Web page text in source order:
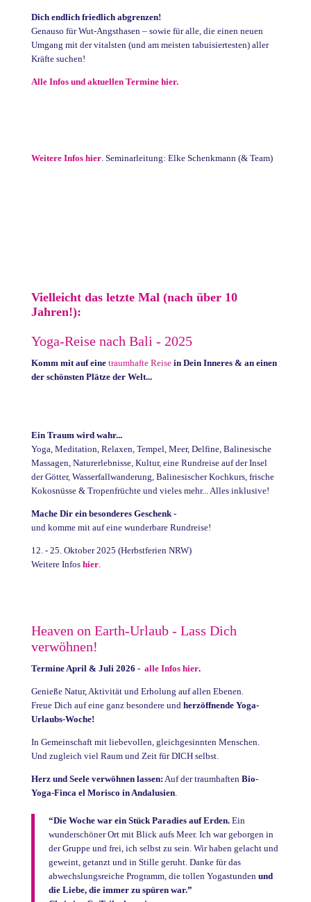
Dich endlich friedlich abgrenzen!
Genauso für Wut-Angsthasen – sowie für alle, die einen neuen
Umgang mit der vitalsten (und am meisten tabuisiertesten) aller
Kräfte suchen!
Alle Infos und aktuellen Termine hier.
Weitere Infos hier. Seminarleitung: Elke Schenkmann (& Team)
Vielleicht das letzte Mal (nach über 10
Jahren!):
Yoga-Reise nach Bali - 2025
Komm mit auf eine traumhafte Reisein Dein Inneres & an einen
der schönsten Plätze der Welt...
Ein Traum wird wahr...
Yoga, Meditation, Relaxen, Tempel, Meer, Delfine, Balinesische
Massagen, Naturerlebnisse, Kultur, eine Rundreise auf der Insel
der Götter, Wasserfallwanderung, Balinesischer Kochkurs, frische
Kokosnüsse & Tropenfrüchte und vieles mehr... Alles inklusive!
Mache Dir ein besonderes Geschenk -
und komme mit auf eine wunderbare Rundreise!
12. - 25. Oktober 2025 (Herbstferien NRW)
Weitere Infos hier.
Heaven on Earth-Urlaub - Lass Dich
verwöhnen!
Termine April & Juli 2026 - alle Infos hier.
Genieße Natur, Aktivität und Erholung auf allen Ebenen.
Freue Dich auf eine ganz besondere und herzöffnende Yoga-
Urlaubs-Woche!
In Gemeinschaft mit liebevollen, gleichgesinnten Menschen.
Und zugleich viel Raum und Zeit für DICH selbst.
Herz und Seele verwöhnen lassen: Auf der traumhaften Bio-
Yoga-Finca el Morisco in Andalusien.
“Die Woche war ein Stück Paradies auf Erden.Ein
wunderschöner Ort mit Blick aufs Meer. Ich war geborgen in
der Gruppe und frei, ich selbst zu sein. Wir haben gelacht und
geweint, getanzt und in Stille geruht. Danke für das
abwechslungsreiche Programm, die tollen Yogastunden und
die Liebe, die immer zu spüren war.”